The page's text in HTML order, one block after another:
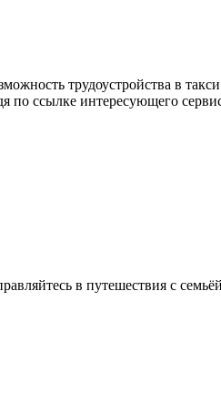
трудоустройства в
ссылке интересующего
в путешествия с